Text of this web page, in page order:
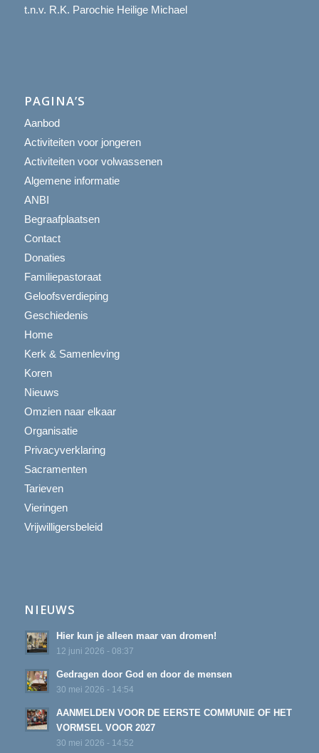
t.n.v. R.K. Parochie Heilige Michael
PAGINA’S
Aanbod
Activiteiten voor jongeren
Activiteiten voor volwassenen
Algemene informatie
ANBI
Begraafplaatsen
Contact
Donaties
Familiepastoraat
Geloofsverdieping
Geschiedenis
Home
Kerk & Samenleving
Koren
Nieuws
Omzien naar elkaar
Organisatie
Privacyverklaring
Sacramenten
Tarieven
Vieringen
Vrijwilligersbeleid
NIEUWS
Hier kun je alleen maar van dromen!
12 juni 2026 - 08:37
Gedragen door God en door de mensen
30 mei 2026 - 14:54
AANMELDEN VOOR DE EERSTE COMMUNIE OF HET
VORMSEL VOOR 2027
30 mei 2026 - 14:52